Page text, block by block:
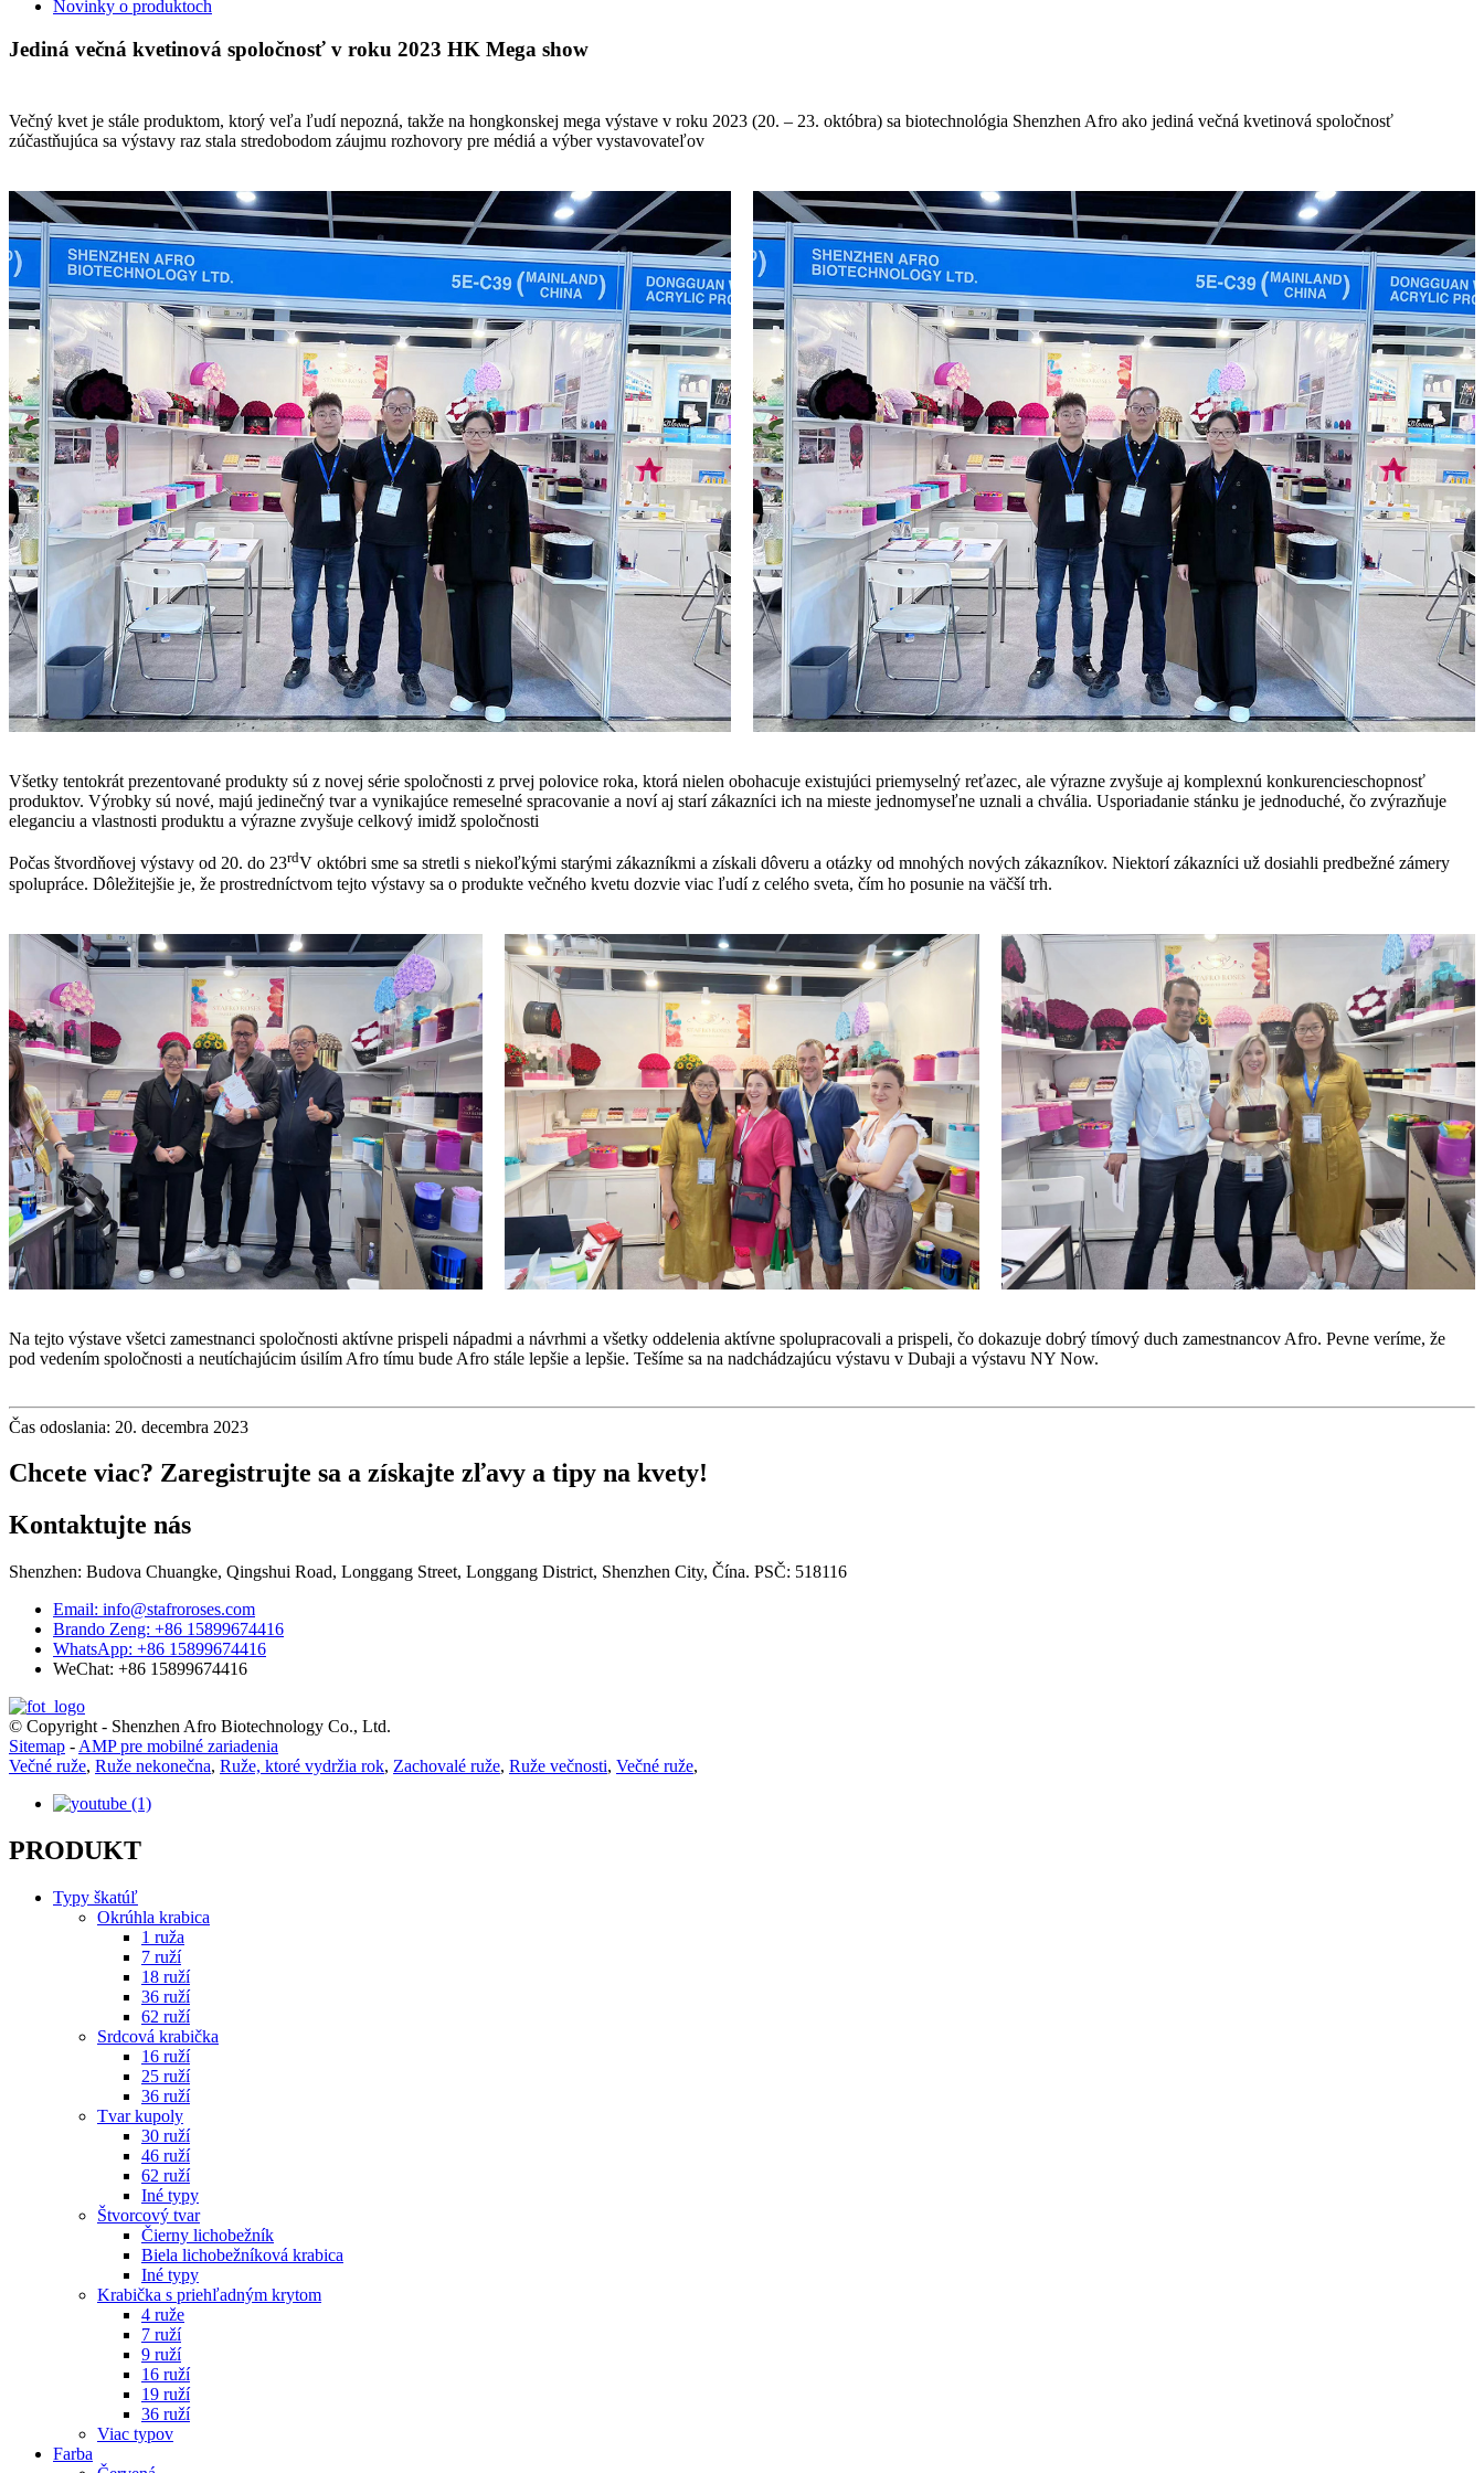
Novinky o produktoch
Jediná večná kvetinová spoločnosť v roku 2023 HK Mega show
Večný kvet je stále produktom, ktorý veľa ľudí nepozná, takže na hongkonskej mega výstave v roku 2023 (20. – 23. októbra) sa biotechnológia Shenzhen Afro ako jediná večná kvetinová spoločnosť
zúčastňujúca sa výstavy raz stala stredobodom záujmu rozhovory pre médiá a výber vystavovateľov
Všetky tentokrát prezentované produkty sú z novej série spoločnosti z prvej polovice roka, ktorá nielen obohacuje existujúci priemyselný reťazec, ale výrazne zvyšuje aj komplexnú konkurencieschopnosť
produktov. Výrobky sú nové, majú jedinečný tvar a vynikajúce remeselné spracovanie a noví aj starí zákazníci ich na mieste jednomyseľne uznali a chvália. Usporiadanie stánku je jednoduché, čo zvýrazňuje
eleganciu a vlastnosti produktu a výrazne zvyšuje celkový imidž spoločnosti
Počas štvordňovej výstavy od 20. do 23rdV októbri sme sa stretli s niekoľkými starými zákazníkmi a získali dôveru a otázky od mnohých nových zákazníkov. Niektorí zákazníci už dosiahli predbežné zámery
spolupráce. Dôležitejšie je, že prostredníctvom tejto výstavy sa o produkte večného kvetu dozvie viac ľudí z celého sveta, čím ho posunie na väčší trh.
Na tejto výstave všetci zamestnanci spoločnosti aktívne prispeli nápadmi a návrhmi a všetky oddelenia aktívne spolupracovali a prispeli, čo dokazuje dobrý tímový duch zamestnancov Afro. Pevne veríme, že
pod vedením spoločnosti a neutíchajúcim úsilím Afro tímu bude Afro stále lepšie a lepšie. Tešíme sa na nadchádzajúcu výstavu v Dubaji a výstavu NY Now.
Čas odoslania: 20. decembra 2023
Chcete viac? Zaregistrujte sa a získajte zľavy a tipy na kvety!
Kontaktujte nás
Shenzhen: Budova Chuangke, Qingshui Road, Longgang Street, Longgang District, Shenzhen City, Čína. PSČ: 518116
Email: info@stafroroses.com
Brando Zeng: +86 15899674416
WhatsApp: +86 15899674416
WeChat: +86 15899674416
© Copyright - Shenzhen Afro Biotechnology Co., Ltd.
Sitemap - AMP pre mobilné zariadenia
Večné ruže, Ruže nekonečna, Ruže, ktoré vydržia rok, Zachovalé ruže, Ruže večnosti, Večné ruže,
PRODUKT
Typy škatúľ
Okrúhla krabica
1 ruža
7 ruží
18 ruží
36 ruží
62 ruží
Srdcová krabička
16 ruží
25 ruží
36 ruží
Tvar kupoly
30 ruží
46 ruží
62 ruží
Iné typy
Štvorcový tvar
Čierny lichobežník
Biela lichobežníková krabica
Iné typy
Krabička s priehľadným krytom
4 ruže
7 ruží
9 ruží
16 ruží
19 ruží
36 ruží
Viac typov
Farba